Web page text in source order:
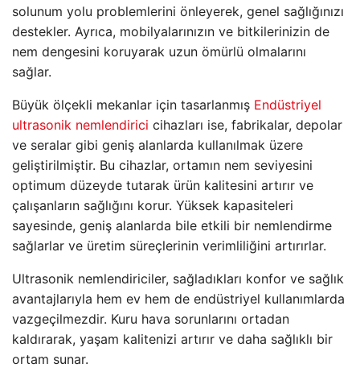
solunum yolu problemlerini önleyerek, genel sağlığınızı
destekler. Ayrıca, mobilyalarınızın ve bitkilerinizin de
nem dengesini koruyarak uzun ömürlü olmalarını
sağlar.
Büyük ölçekli mekanlar için tasarlanmış Endüstriyel
ultrasonik nemlendirici cihazları ise, fabrikalar, depolar
ve seralar gibi geniş alanlarda kullanılmak üzere
geliştirilmiştir. Bu cihazlar, ortamın nem seviyesini
optimum düzeyde tutarak ürün kalitesini artırır ve
çalışanların sağlığını korur. Yüksek kapasiteleri
sayesinde, geniş alanlarda bile etkili bir nemlendirme
sağlarlar ve üretim süreçlerinin verimliliğini artırırlar.
Ultrasonik nemlendiriciler, sağladıkları konfor ve sağlık
avantajlarıyla hem ev hem de endüstriyel kullanımlarda
vazgeçilmezdir. Kuru hava sorunlarını ortadan
kaldırarak, yaşam kalitenizi artırır ve daha sağlıklı bir
ortam sunar.